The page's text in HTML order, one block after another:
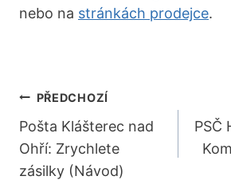
nebo na stránkách prodejce.
Navigace
Pro
Příspěvek
PŘEDCHOZÍ
Pošta Klášterec nad
Ohří: Zrychlete
zásilky (Návod)
PSČ